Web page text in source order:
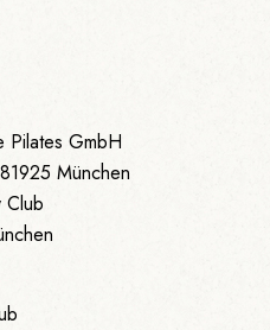
Pilates GmbH
München
Club